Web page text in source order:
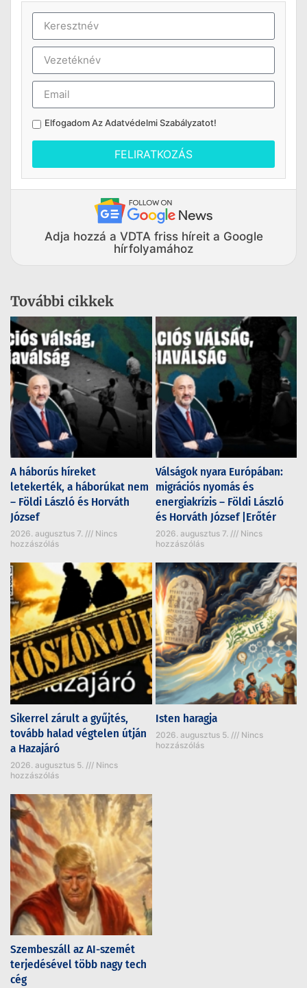
Elfogadom AzAdatvédelmi Szabályzatot!
FELIRATKOZÁS
Adja hozzá a VDTA friss híreit a Google
hírfolyamához
További cikkek
A háborús híreket
letekerték, a háborúkat nem
– Földi László és Horváth
József
2026. augusztus 7.
Nincs
hozzászólás
Válságok nyara Európában:
migrációs nyomás és
energiakrízis – Földi László
és Horváth József |Erőtér
2026. augusztus 7.
Nincs
hozzászólás
Sikerrel zárult a gyűjtés,
tovább halad végtelen útján
a Hazajáró
2026. augusztus 5.
Nincs
hozzászólás
Isten haragja
2026. augusztus 5.
Nincs
hozzászólás
Szembeszáll az AI-szemét
terjedésével több nagy tech
cég